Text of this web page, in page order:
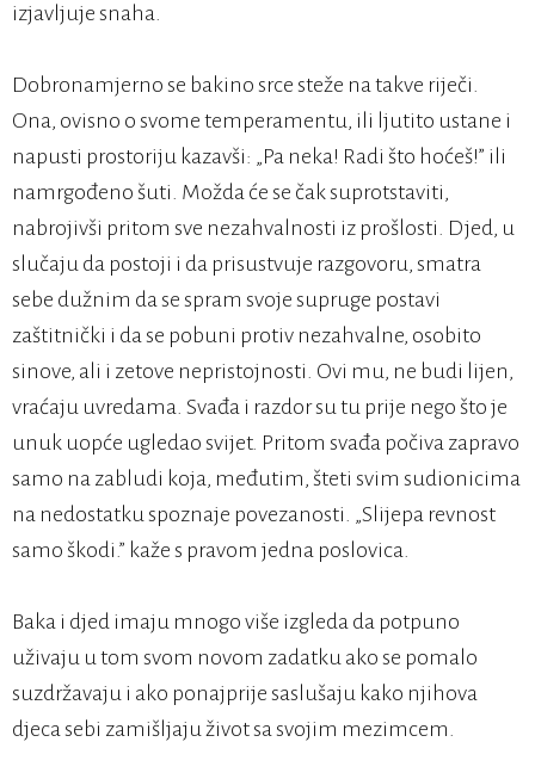
izjavljuje snaha.
Dobronamjerno se bakino srce steže na takve riječi.
Ona, ovisno o svome temperamentu, ili ljutito ustane i
napusti prostoriju kazavši: „Pa neka! Radi što hoćeš!” ili
namrgođeno šuti. Možda će se čak suprotstaviti,
nabrojivši pritom sve nezahvalnosti iz prošlosti. Djed, u
slučaju da postoji i da prisustvuje razgovoru, smatra
sebe dužnim da se spram svoje supruge postavi
zaštitnički i da se pobuni protiv nezahvalne, osobito
sinove, ali i zetove nepristojnosti. Ovi mu, ne budi lijen,
vraćaju uvredama. Svađa i razdor su tu prije nego što je
unuk uopće ugledao svijet. Pritom svađa počiva zapravo
samo na zabludi koja, međutim, šteti svim sudionicima
na nedostatku spoznaje povezanosti. „Slijepa revnost
samo škodi.” kaže s pravom jedna poslovica.
Baka i djed imaju mnogo više izgleda da potpuno
uživaju u tom svom novom zadatku ako se pomalo
suzdržavaju i ako ponajprije saslušaju kako njihova
djeca sebi zamišljaju život sa svojim mezimcem.